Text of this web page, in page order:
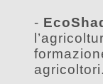
-
agricoltori.